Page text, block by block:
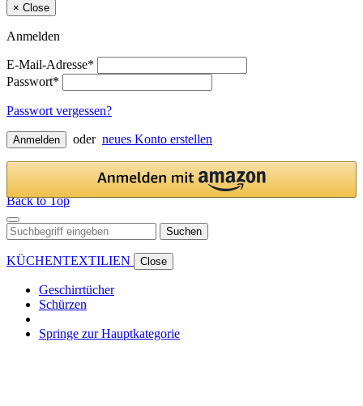
× Close
Anmelden
E-Mail-Adresse*
Passwort*
Passwort vergessen?
Anmelden oder neues Konto erstellen
Back to Top
Suchen
KÜCHENTEXTILIEN Close
Geschirrtücher
Schürzen
Springe zur Hauptkategorie